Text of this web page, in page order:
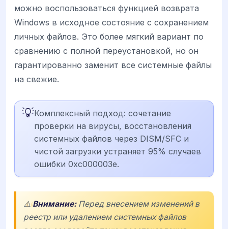
можно воспользоваться функцией возврата
Windows в исходное состояние с сохранением
личных файлов. Это более мягкий вариант по
сравнению с полной переустановкой, но он
гарантированно заменит все системные файлы
на свежие.
💡Комплексный подход: сочетание
проверки на вирусы, восстановления
системных файлов через DISM/SFC и
чистой загрузки устраняет 95% случаев
ошибки 0xc000003e.
⚠️Внимание:Перед внесением изменений в
реестр или удалением системных файлов